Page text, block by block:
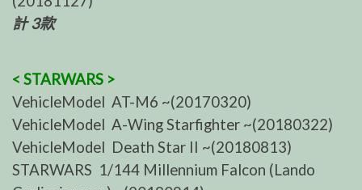
計 3款
< STARWARS >
VehicleModel AT-M6 ~(20170320)
VehicleModel A-Wing Starfighter ~(20180322)
VehicleModel Death Star II ~(20180813)
STARWARS 1/144 Millennium Falcon (Lando